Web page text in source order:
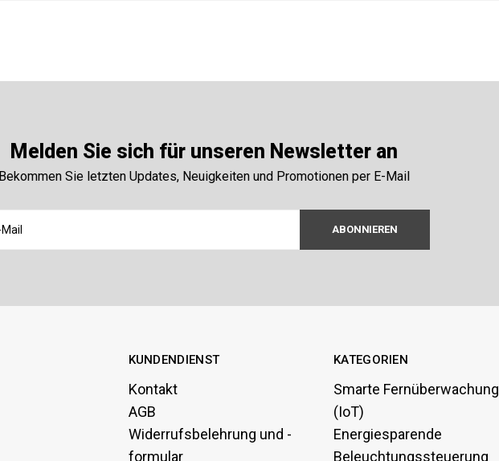
Melden Sie sich für unseren Newsletter an
Bekommen Sie letzten Updates, Neuigkeiten und Promotionen per E-Mail
ABONNIEREN
KUNDENDIENST
Kontakt
AGB
Widerrufsbelehrung und -
formular
KATEGORIEN
Smarte Fernüberwachung
(IoT)
Energiesparende
Beleuchtungssteuerung